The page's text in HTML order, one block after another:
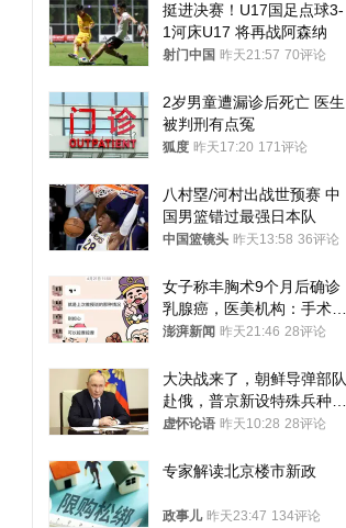
挺进决赛！U17国足点球3-
1河床U17 将再战阿森纳
射门中国 昨天21:57 70评论
2岁男童遭漏诊后死亡 医生
被判刑有点冤
狐度 昨天17:20 171评论
八村塁/河村出战世预赛 中
国男篮错过最强日本队
中国篮镜头 昨天13:58 36评论
女子称丰胸术9个月后确诊
乳腺癌，医美机构：手术不
可能引发癌症，建议走司法
澎湃新闻 昨天21:46 28评论
大决战来了，朝鲜导弹部队
赴俄，普京新设特殊兵种，
76岁老将扛旗
虚怀论语 昨天10:28 28评论
专家解读北京楼市新政
政事儿 昨天23:47 134评论